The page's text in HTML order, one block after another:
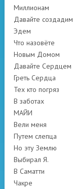
Миллионам
Давайте создадим
Эдем
Что назовёте
Новым Домом
Давайте Сердцем
Греть Сердца
Тех кто погряз
В заботах
МАЙИ
Вели меня
Путем слепца
Но эту Землю
Выбирал Я.
В Саматти
Чакре